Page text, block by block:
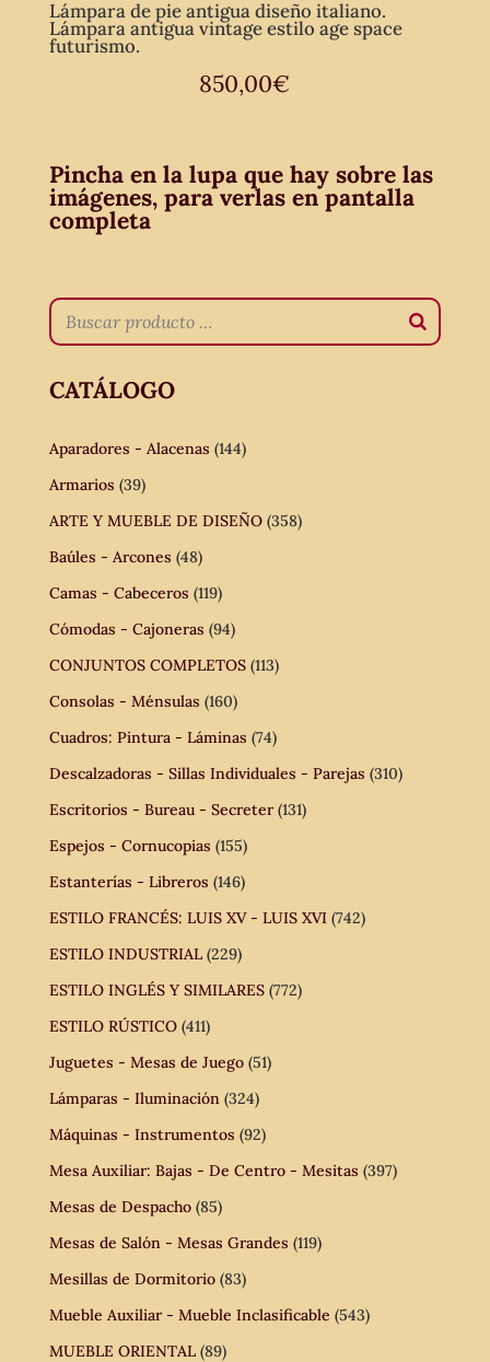
Lámpara de pie antigua diseño italiano.
Lámpara antigua vintage estilo age space
futurismo.
850,00€
Pincha en la lupa que hay sobre las
imágenes, para verlas en pantalla
completa
CATÁLOGO
Aparadores - Alacenas (144)
Armarios (39)
ARTE Y MUEBLE DE DISEÑO (358)
Baúles - Arcones (48)
Camas - Cabeceros (119)
Cómodas - Cajoneras (94)
CONJUNTOS COMPLETOS (113)
Consolas - Ménsulas (160)
Cuadros: Pintura - Láminas (74)
Descalzadoras - Sillas Individuales - Parejas (310)
Escritorios - Bureau - Secreter (131)
Espejos - Cornucopias (155)
Estanterías - Libreros (146)
ESTILO FRANCÉS: LUIS XV - LUIS XVI (742)
ESTILO INDUSTRIAL (229)
ESTILO INGLÉS Y SIMILARES (772)
ESTILO RÚSTICO (411)
Juguetes - Mesas de Juego (51)
Lámparas - Iluminación (324)
Máquinas - Instrumentos (92)
Mesa Auxiliar: Bajas - De Centro - Mesitas (397)
Mesas de Despacho (85)
Mesas de Salón - Mesas Grandes (119)
Mesillas de Dormitorio (83)
Mueble Auxiliar - Mueble Inclasificable (543)
MUEBLE ORIENTAL (89)